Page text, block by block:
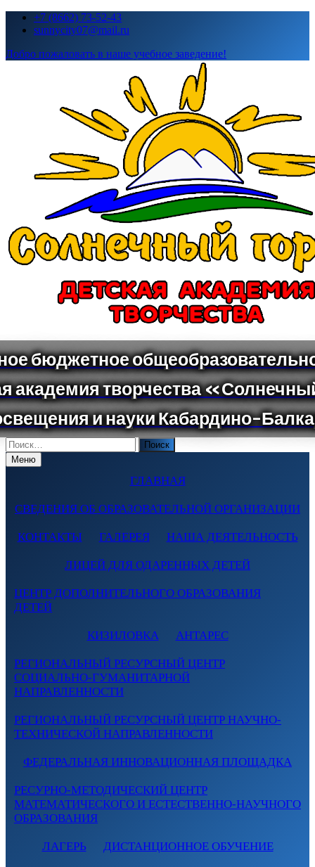
Перейти+7 (8662) 73-52-43
sunnycity07@mail.ru
Добро пожаловать в наше учебное заведение!
Поиск
по:Меню
ГЛАВНАЯ
СВЕДЕНИЯ ОБ ОБРАЗОВАТЕЛЬНОЙ ОРГАНИЗАЦИИ
КОНТАКТЫ ГАЛЕРЕЯ НАША ДЕЯТЕЛЬНОСТЬ
ЛИЦЕЙ ДЛЯ ОДАРЕННЫХ ДЕТЕЙ
ЦЕНТР ДОПОЛНИТЕЛЬНОГО ОБРАЗОВАНИЯ
ДЕТЕЙ
КИЗИЛОВКА АНТАРЕС
РЕГИОНАЛЬНЫЙ РЕСУРСНЫЙ ЦЕНТР
СОЦИАЛЬНО-ГУМАНИТАРНОЙ
НАПРАВЛЕННОСТИ
РЕГИОНАЛЬНЫЙ РЕСУРСНЫЙ ЦЕНТР НАУЧНО-
ТЕХНИЧЕСКОЙ НАПРАВЛЕННОСТИ
ФЕДЕРАЛЬНАЯ ИННОВАЦИОННАЯ ПЛОЩАДКА
РЕСУРНО-МЕТОДИЧЕСКИЙ ЦЕНТР
МАТЕМАТИЧЕСКОГО И ЕСТЕСТВЕННО-НАУЧНОГО
ОБРАЗОВАНИЯ
ЛАГЕРЬ ДИСТАНЦИОННОЕ ОБУЧЕНИЕ